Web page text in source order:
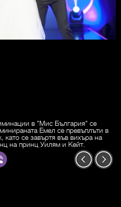
в "Мис България" се
Емел се превъплъти в
се завъртя във вихъра на
на принц Уилям и Кейт.